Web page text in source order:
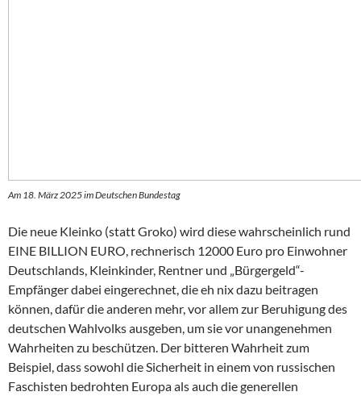
Am 18. März 2025 im Deutschen Bundestag
Die neue Kleinko (statt Groko) wird diese wahrscheinlich rund
EINE BILLION EURO, rechnerisch 12000 Euro pro Einwohner
Deutschlands, Kleinkinder, Rentner und „Bürgergeld“-
Empfänger dabei eingerechnet, die eh nix dazu beitragen
können, dafür die anderen mehr, vor allem zur Beruhigung des
deutschen Wahlvolks ausgeben, um sie vor unangenehmen
Wahrheiten zu beschützen. Der bitteren Wahrheit zum
Beispiel, dass sowohl die Sicherheit in einem von russischen
Faschisten bedrohten Europa als auch die generellen